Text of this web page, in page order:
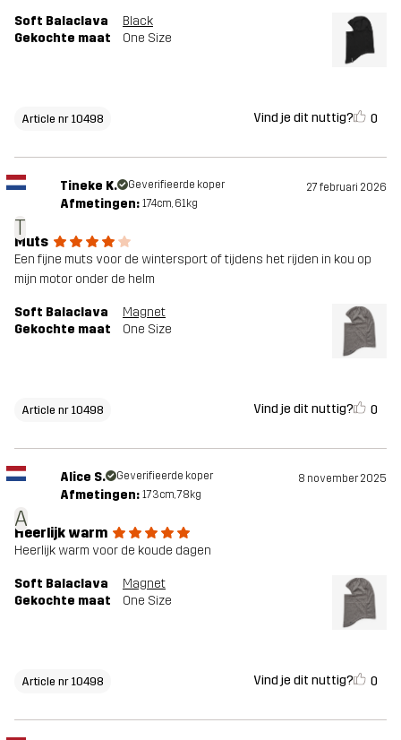
Soft Balaclava
Black
Gekochte maat
One Size
Article nr 10498 Vind je dit nuttig? 0
T
Tineke K. Geverifieerde koper 27 februari 2026
Afmetingen: 174cm, 61kg
Muts
Een fijne muts voor de wintersport of tijdens het rijden in kou op
mijn motor onder de helm
Soft Balaclava
Magnet
Gekochte maat
One Size
Article nr 10498 Vind je dit nuttig? 0
A
Alice S. Geverifieerde koper 8 november 2025
Afmetingen: 173cm, 78kg
Heerlijk warm
Heerlijk warm voor de koude dagen
Soft Balaclava
Magnet
Gekochte maat
One Size
Article nr 10498 Vind je dit nuttig? 0